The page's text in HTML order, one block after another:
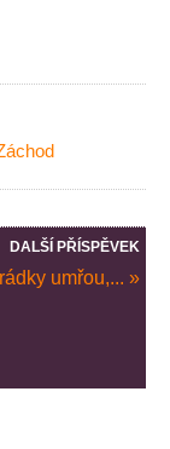
DALŠÍ PŘÍSPĚVEK
umřou,... »